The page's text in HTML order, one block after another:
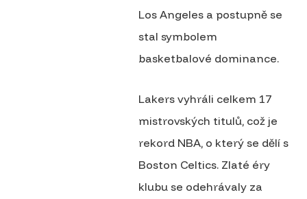
Los Angeles a postupně se
stal symbolem
basketbalové dominance.
Lakers vyhráli celkem 17
mistrovských titulů, což je
rekord NBA, o který se dělí s
Boston Celtics. Zlaté éry
klubu se odehrávaly za